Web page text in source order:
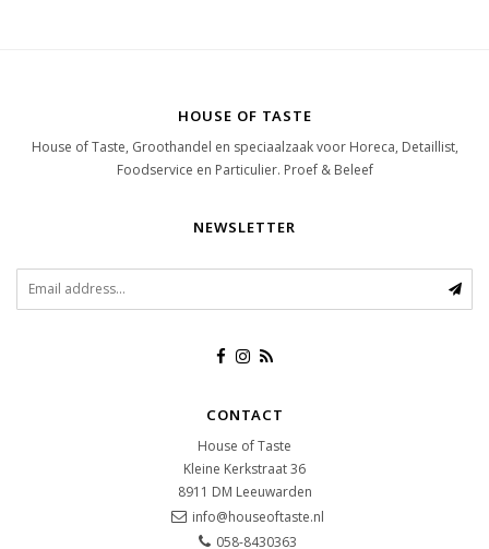
HOUSE OF TASTE
House of Taste, Groothandel en speciaalzaak voor Horeca, Detaillist,
Foodservice en Particulier. Proef & Beleef
NEWSLETTER
CONTACT
House of Taste
Kleine Kerkstraat 36
8911 DM Leeuwarden
info@houseoftaste.nl
058-8430363